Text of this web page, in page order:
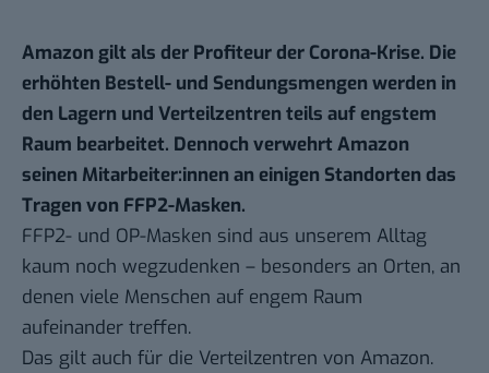
Amazon gilt als der Profiteur der Corona-Krise. Die
erhöhten Bestell- und Sendungsmengen werden in
den Lagern und Verteilzentren teils auf engstem
Raum bearbeitet. Dennoch verwehrt Amazon
seinen Mitarbeiter:innen an einigen Standorten das
Tragen von FFP2-Masken.
FFP2- und OP-Masken sind aus unserem Alltag
kaum noch wegzudenken – besonders an Orten, an
denen viele Menschen auf engem Raum
aufeinander treffen.
Das gilt auch für die Verteilzentren von Amazon.